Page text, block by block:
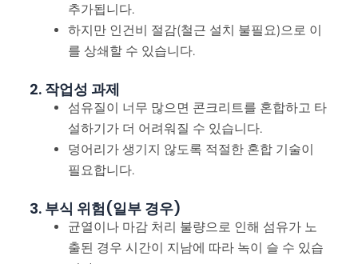
추가됩니다.
하지만 인건비 절감(철근 설치 불필요)으로 이
를 상쇄할 수 있습니다.
2. 작업성 과제
섬유질이 너무 많으면 콘크리트를 혼합하고 타
설하기가 더 어려워질 수 있습니다.
덩어리가 생기지 않도록 적절한 혼합 기술이
필요합니다.
3. 부식 위험(일부 경우)
균열이나 마감 처리 불량으로 인해 섬유가 노
출된 경우 시간이 지남에 따라 녹이 슬 수 있습